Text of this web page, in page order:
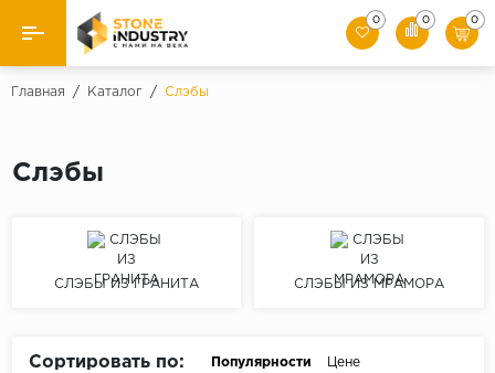
Назад
Брусчатка
0 0 0
Главная / Каталог / Слэбы
Слэбы
СЛЭБЫ ИЗ ГРАНИТА СЛЭБЫ ИЗ МРАМОРА
Сортировать по: Популярности Цене